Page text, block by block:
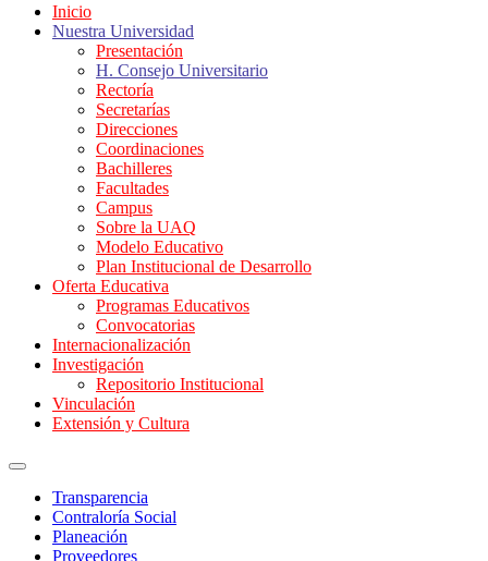
Inicio
Nuestra Universidad
Presentación
H. Consejo Universitario
Rectoría
Secretarías
Direcciones
Coordinaciones
Bachilleres
Facultades
Campus
Sobre la UAQ
Modelo Educativo
Plan Institucional de Desarrollo
Oferta Educativa
Programas Educativos
Convocatorias
Internacionalización
Investigación
Repositorio Institucional
Vinculación
Extensión y Cultura
Transparencia
Contraloría Social
Planeación
Proveedores